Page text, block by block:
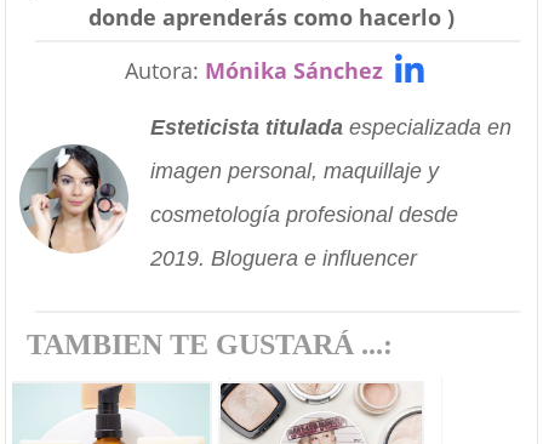
donde aprenderás como hacerlo )
Autora: Mónika Sánchez
Esteticista tituladaespecializada en
imagen personal, maquillaje y
cosmetología profesional desde
2019. Bloguera e influencer
TAMBIEN TE GUSTARÁ ...: